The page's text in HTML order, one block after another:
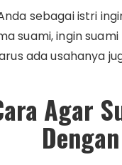
sebagai istri
suami, ingin
ada usahanya
Agar